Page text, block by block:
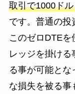
取引で1000ド
です。普通の投
このゼロDTE
レッジを掛け
る事が可能とな
な損失を被る事